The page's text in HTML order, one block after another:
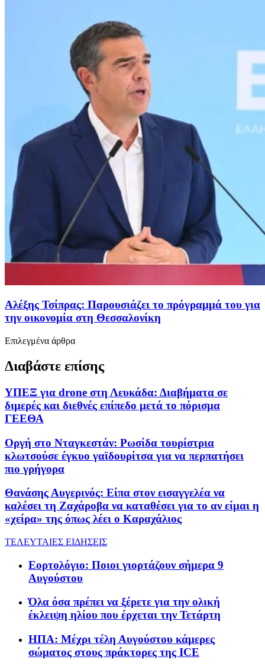
Αλέξης Τσίπρας: Παρουσιάζει το πρόγραμμά του για
την οικονομία στη Θεσσαλονίκη
Επιλεγμένα άρθρα
Διαβάστε επίσης
ΥΠΕΞ για drone στη Λευκάδα: Διαβήματα σε
διμερές και διεθνές επίπεδο μετά το πόρισμα
ΓΕΕΘΑ
Οργή στο Νταγκεστάν: Ρωσίδα τουρίστρια
κλωτσούσε έγκυο γαϊδουρίτσα για να περπατήσει
πιο γρήγορα
Θανάσης Αυγερινός: Είπα στον εισαγγελέα να
καλέσει τη Ζαχάροβα να καταθέσει για το αν είμαι η
«χείρα» της όπως λέει ο Καραχάλιος
ΤΕΛΕΥΤΑΙΕΣ ΕΙΔΗΣΕΙΣ
Εορτολόγιο: Ποιοι γιορτάζουν σήμερα 9
Αυγούστου
Όλα όσα πρέπει να ξέρετε για την ολική
έκλειψη ηλίου που έρχεται την Τετάρτη
ΗΠΑ: Μέχρι τέλη Αυγούστου κάμερες
σώματος στους πράκτορες της ICE